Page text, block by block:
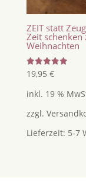
ZEIT statt
Zeit schenken
Weihnachten
Bewertet
mit
von 5
19,95 €
inkl. 19 %
zzgl.
Lieferzeit: 5-7